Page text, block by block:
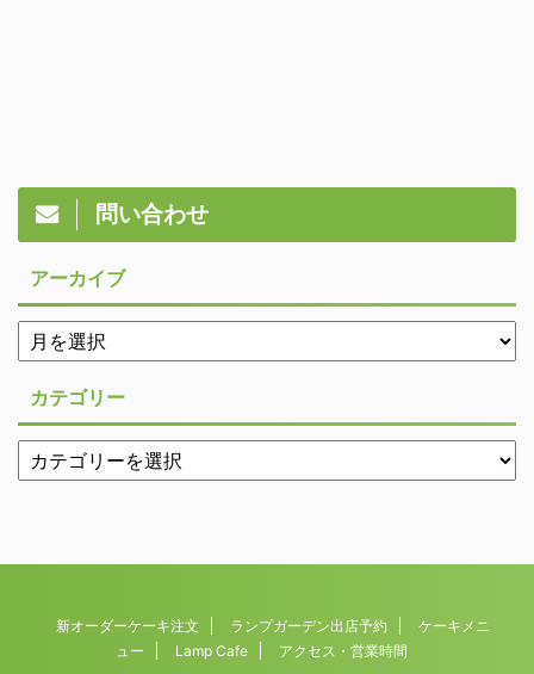
問い合わせ
アーカイブ
カテゴリー
新オーダーケーキ注文 ランプガーデン出店予約
ケーキメニ
ュー
Lamp Cafe アクセス・営業時間